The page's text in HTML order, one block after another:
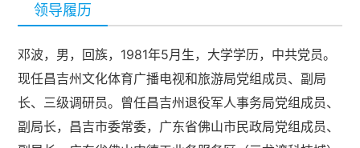
领导履历
邓波，男，回族，1981年5月生，大学学历，中共党员。
现任昌吉州文化体育广播电视和旅游局党组成员、副局
长、三级调研员。曾任昌吉州退役军人事务局党组成员、
副局长，昌吉市委常委，广东省佛山市民政局党组成员、